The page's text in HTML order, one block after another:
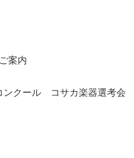
案内
ンクール コサカ楽器選考会